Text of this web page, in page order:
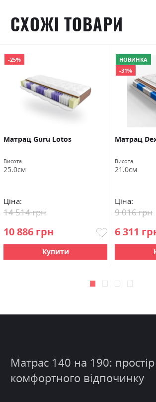
СХОЖІ ТОВАРИ
-25%
Матрац Guru Lotos
Висота
25.0см
Ціна:
10 886 грн
14 514 грн
Купити
НОВИНКА
-31%
Матрац
Висота
21.0см
Ціна:
6 311
9 016 грн
Матрас 140 на 190:
комфортного відпочинку